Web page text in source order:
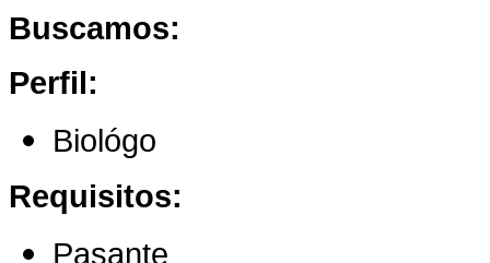
Buscamos:
Perfil:
Biológo
Requisitos:
Pasante